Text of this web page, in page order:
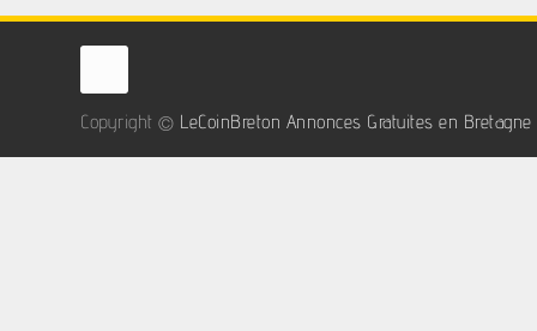
Copyright © LeCoinBreton Annonces Gratuites en Bretagne